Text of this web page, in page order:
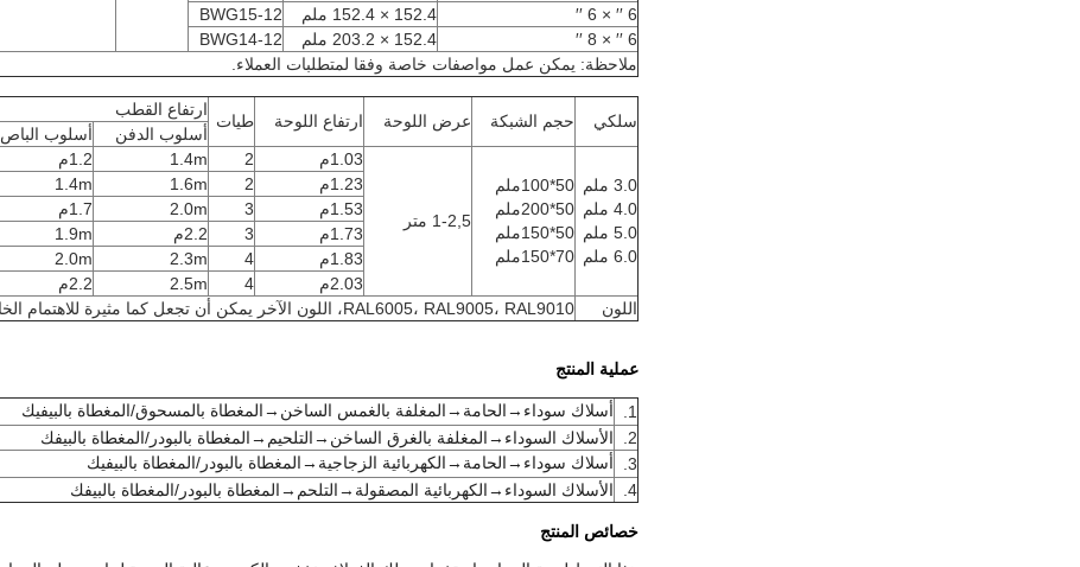
6 ′′ × 6 ′′
152.4 × 152.4 ملم
BWG15-12
6 ′′ × 8 ′′
152.4 × 203.2 ملم
BWG14-12
ملاحظة: يمكن عمل مواصفات خاصة وفقا لمتطلبات العملاء.
سلكي حجم الشبكة عرض اللوحة ارتفاع اللوحة طيات
ارتفاع القطب
أسلوب الدفن أسلوب الباص
3.0 ملم
4.0 ملم
5.0 ملم
6.0 ملم
50*100ملم
50*200ملم
50*150ملم
70*150ملم
1-2,5 متر
1.03م 2
1.4m
1.2م
1.23م 2
1.6m
1.4m
1.53م
3
2.0m
1.7م
1.73م
3 2.2م
1.9m
1.83م
4
2.3m
2.0m
2.03م
4
2.5m
2.2م
اللون
RAL6005، RAL9005، RAL9010، اللون الآخر يمكن أن تجعل كما مثيرة للاهتمام الخاصة بك
عملية المنتج
1. أسلاك سوداء →الحامة→المغلفة بالغمس الساخن→المغطاة بالمسحوق/المغطاة بالبيفيك
2.
الأسلاك السوداء→المغلفة بالغرق الساخن→التلحيم→المغطاة بالبودر/المغطاة بالبيفك
3.
أسلاك سوداء →الحامة→الكهربائية الزجاجية→المغطاة بالبودر/المغطاة بالبيفيك
4.
الأسلاك السوداء→الكهربائية المصقولة→التلحم→المغطاة بالبودر/المغطاة بالبيفك
خصائص المنتج